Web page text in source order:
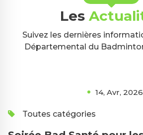
Les
Suivez les dernières
Départemental du
14, Avr, 2026
Toutes catégories